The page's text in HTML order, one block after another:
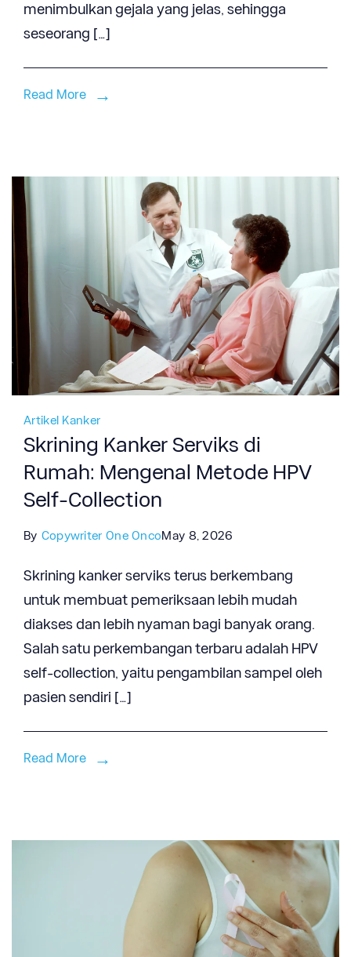
menimbulkan gejala yang jelas, sehingga
seseorang […]
Read More
Artikel Kanker
Skrining Kanker Serviks di
Rumah: Mengenal Metode HPV
Self-Collection
By Copywriter One OncoMay 8, 2026
Skrining kanker serviks terus berkembang
untuk membuat pemeriksaan lebih mudah
diakses dan lebih nyaman bagi banyak orang.
Salah satu perkembangan terbaru adalah HPV
self-collection, yaitu pengambilan sampel oleh
pasien sendiri […]
Read More